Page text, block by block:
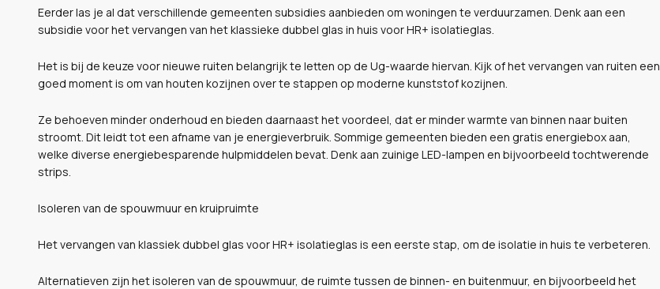
Eerder las je al dat verschillende gemeenten subsidies aanbieden om woningen te verduurzamen. Denk aan een
subsidie voor het vervangen van het klassieke dubbel glas in huis voor HR+ isolatieglas.
Het is bij de keuze voor nieuwe ruiten belangrijk te letten op de Ug-waarde hiervan. Kijk of het vervangen van ruiten een
goed moment is om van houten kozijnen over te stappen op moderne kunststof kozijnen.
Ze behoeven minder onderhoud en bieden daarnaast het voordeel, dat er minder warmte van binnen naar buiten
stroomt. Dit leidt tot een afname van je energieverbruik. Sommige gemeenten bieden een gratis energiebox aan,
welke diverse energiebesparende hulpmiddelen bevat. Denk aan zuinige LED-lampen en bijvoorbeeld tochtwerende
strips.
Isoleren van de spouwmuur en kruipruimte
Het vervangen van klassiek dubbel glas voor HR+ isolatieglas is een eerste stap, om de isolatie in huis te verbeteren.
Alternatieven zijn het isoleren van de spouwmuur, de ruimte tussen de binnen- en buitenmuur, en bijvoorbeeld het